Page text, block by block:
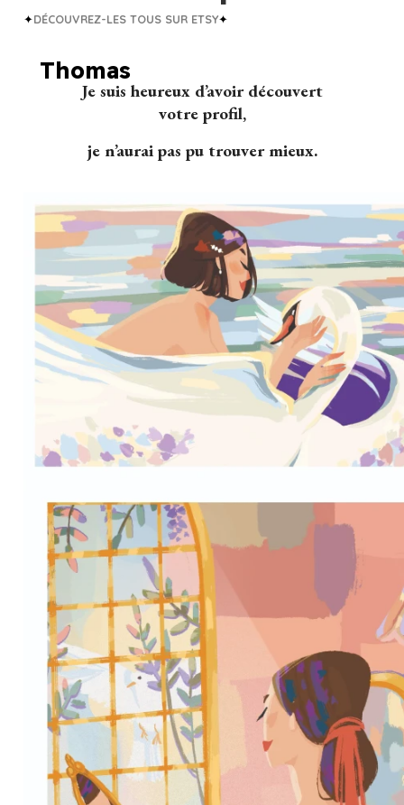
✦DÉCOUVREZ-LES TOUS SUR ETSY✦
Thomas
Je suis heureux d’avoir découvert
votre profil,
je n’aurai pas pu trouver mieux.